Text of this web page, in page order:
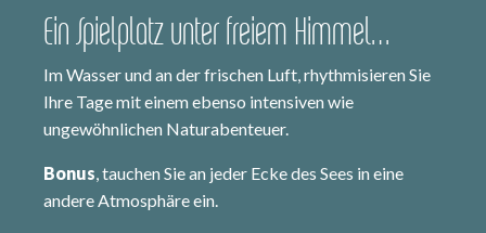
Ein Spielplatz unter freiem Himmel…
Im Wasser und an der frischen Luft, rhythmisieren Sie
Ihre Tage mit einem ebenso intensiven wie
ungewöhnlichen Naturabenteuer.
Bonus, tauchen Sie an jeder Ecke des Sees in eine
andere Atmosphäre ein.